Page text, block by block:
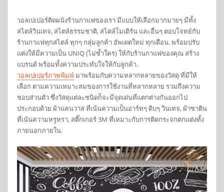
วอลเปเปอร์ติดผนังร้านกาแฟของเรา มีแบบให้เลือกมากมายๆ มีทั้ง
สไตล์วินเทจ, สไตล์ธรรมชาติ, สไตล์โมเดิร์น และอื่นๆ ตอบโจทย์กับ
ร้านกาแฟทุกสไตล์ ทุกๆ กลุ่มลูกค้า อัพเดตใหม่ ทุกเดือน. พร้อมปรับ
แต่งให้มีความเป็น UNIQ (ไม่ซ้ำใคร) ให้กับร้านกาแฟของคุณ สร้าง
แบรนด์ พร้อมทั้งความประทับใจให้กับลูกค้า.
วอลเปเปอร์ภาพพิมพ์ มาพร้อมกับความหลากหลายของวัสดุ ที่มีให้
เลือก ตามความเหมาะสมของการใช้งานที่หลากหลาย รวมถึงความ
ชอบส่วนตัว ซึ่งวัสดุแต่ละชนิดก็จะมีจุดเด่นที่แตกต่างกันออกไป
ประกอบด้วย ผ้าแคนวาส ที่เน้นความเป็นอาร์ทๆ ดิบๆ วินเทจ, ผ้าซาติน
ที่เน้นความหรูหรา, สติ๊กเกอร์ 3M ที่เหมาะกับการติดกระจกตกแต่งทั้ง
ภายนอกภายใน.